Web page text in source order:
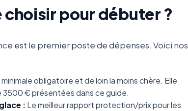
pour débuter ?
est le premier poste de dépenses. Voici nos
obligatoire et de loin la moins chère. Elle
€ présentées dans ce guide.
: Le meilleur rapport protection/prix pour les